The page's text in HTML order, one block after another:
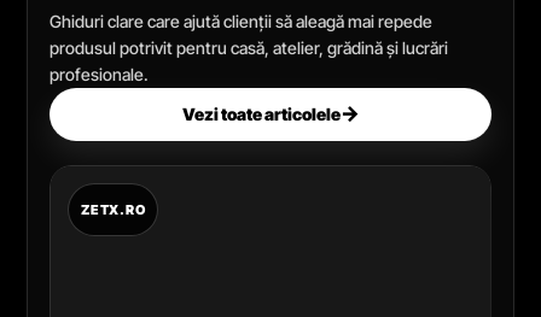
Ghiduri clare care ajută clienții să aleagă mai repede
produsul potrivit pentru casă, atelier, grădină și lucrări
profesionale.
Vezi toate articolele→